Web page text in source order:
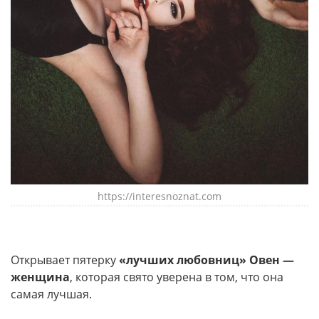
https://interesnoznat.com
Открывает пятерку«лучших любовниц» Овен —
женщина, которая свято уверена в том, что она
самая лучшая.